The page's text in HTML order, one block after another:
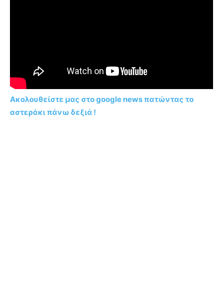
Ακολουθείστε μας στο google news πατώντας το
αστεράκι πάνω δεξιά !